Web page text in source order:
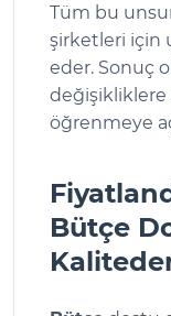
Tüm bu
şirketleri için
eder. Sonuç
değişikliklere
öğrenmeye
Bütçe